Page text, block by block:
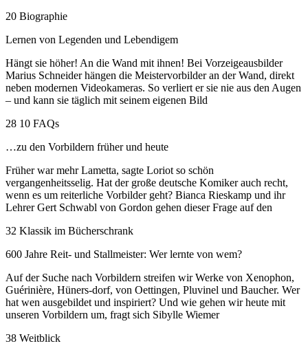
20 Biographie
Lernen von Legenden und Lebendigem
Hängt sie höher! An die Wand mit ihnen! Bei Vorzeigeausbilder
Marius Schneider hängen die Meistervorbilder an der Wand, direkt
neben modernen Videokameras. So verliert er sie nie aus den Augen
– und kann sie täglich mit seinem eigenen Bild
28 10 FAQs
…zu den Vorbildern früher und heute
Früher war mehr Lametta, sagte Loriot so schön
vergangenheitsselig. Hat der große deutsche Komiker auch recht,
wenn es um reiterliche Vorbilder geht? Bianca Rieskamp und ihr
Lehrer Gert Schwabl von Gordon gehen dieser Frage auf den
32 Klassik im Bücherschrank
600 Jahre Reit- und Stallmeister: Wer lernte von wem?
Auf der Suche nach Vorbildern streifen wir Werke von Xenophon,
Guérinière, Hüners-dorf, von Oettingen, Pluvinel und Baucher. Wer
hat wen ausgebildet und inspiriert? Und wie gehen wir heute mit
unseren Vorbildern um, fragt sich Sibylle Wiemer
38 Weitblick